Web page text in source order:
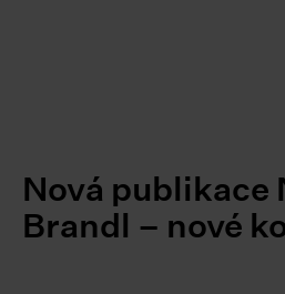
Nová publikace
Brandl – nové